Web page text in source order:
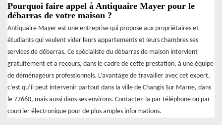
Pourquoi faire appel à Antiquaire Mayer pour le
débarras de votre maison ?
Antiquaire Mayer est une entreprise qui propose aux propriétaires et
étudiants qui veulent vider leurs appartements et leurs chambres ses
services de débarras. Ce spécialiste du débarras de maison intervient
gratuitement et a recours, dans le cadre de cette prestation, à une équipe
de déménageurs professionnels. L’avantage de travailler avec cet expert,
c’est qu’il peut intervenir partout dans la ville de Changis Sur Marne, dans
le 77660, mais aussi dans ses environs. Contactez-la par téléphone ou par
courrier électronique pour de plus amples informations.